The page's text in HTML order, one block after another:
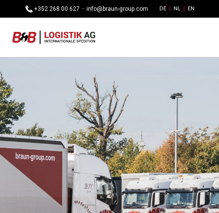
DE NL EN
+352 268 00 627 – info@braun-group.com